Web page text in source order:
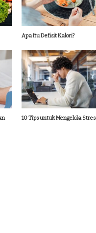
Apa Itu Defisit Kalori?
10 Tips untuk Mengelola Stres